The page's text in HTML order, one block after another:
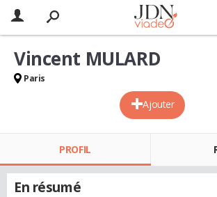
Ajouter
Vincent MULARD
Paris
PROFIL
En résumé